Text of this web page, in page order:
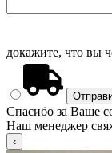
докажите, что вы
Спасибо за Ваше
Наш менеджер